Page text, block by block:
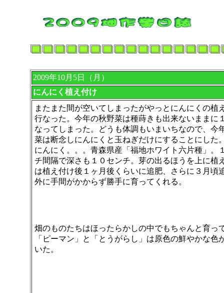
2009年10月5日（月）
にんにく植え付け
またまた間が空いてしまったがやっとにんにくの植
行なった。 今年の秋野菜は種蒔きも出来ないままに
なってしまった。どうも体調もいまいちなので、今
菜は断念しにんにくと玉ねぎだけにすることにした
にんにく。。。青森県産「福地ホワイト六片種」。
チ間隔で深さも１０センチ。芽の出るほうを上に植
は植え付け後１ヶ月後くらいに追肥、さらに３月頃
外に手間がかからず勝手に育ってくれる。
畑のものたちはほったらかしの中でもちゃんと育っ
「ピーマン」と「とうがらし」は原色の鮮やかな色
いた。